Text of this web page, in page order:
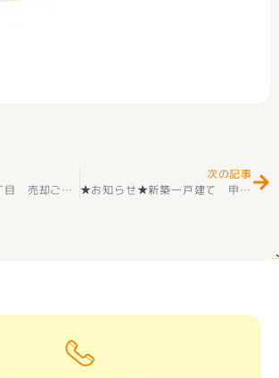
甲府市下飯田3丁目 売却ご相談 ありがとうございました(^^♪
次の記事
★お知らせ★新築一戸建て 甲府市高畑 第１ 2階建 ４ＬＤＫ 全2棟 2階建 耐震等級3取得 ＋住宅性能評価付 オール電化（IH＋エコキュート）好評販売中